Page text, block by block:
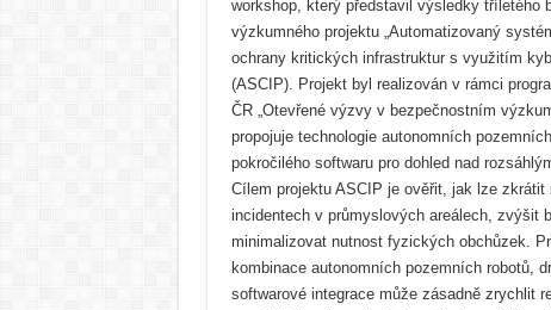
workshop, který představil výsledky tříletého
výzkumného projektu „Automatizovaný
ochrany kritických infrastruktur s využitím
(ASCIP). Projekt byl realizován v rámci
ČR „Otevřené výzvy v bezpečnostním
propojuje technologie autonomních
pokročilého softwaru pro dohled nad
Cílem projektu ASCIP je ověřit, jak lze zkrátit
incidentech v průmyslových areálech, zvýšit
minimalizovat nutnost fyzických obchůzek.
kombinace autonomních pozemních robotů,
softwarové integrace může zásadně zrychlit